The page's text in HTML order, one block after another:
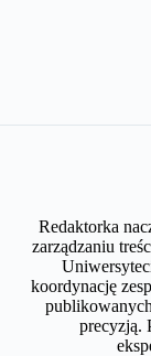
Redaktorka
zarządzaniu
koordynację
precyzją.